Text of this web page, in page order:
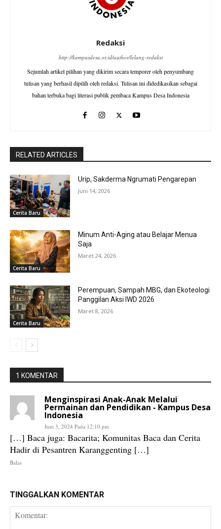
Redaksi
http://kampusdesa.or.id/author/lelang-redaksi
Sejumlah artikel pilihan yang dikirim secara temporer oleh penyumbang
tulisan yang berhasil dipilih oleh redaksi. Tulisan ini didedikasikan sebagai
bahan terbuka bagi literasi publik pembaca Kampus Desa Indonesia
RELATED ARTICLES
Cerita Baru
Urip, Sakderma Ngrumati Pengarepan
Juni 14, 2026
Cerita Baru
Minum Anti-Aging atau Belajar Menua
Saja
Maret 24, 2026
Cerita Baru
Perempuan, Sampah MBG, dan Ekoteologi
Panggilan Aksi IWD 2026
Maret 8, 2026
1 KOMENTAR
Menginspirasi Anak-Anak Melalui
Permainan dan Pendidikan - Kampus Desa
Indonesia
Juni 3, 2024 Pada 12:10 pm
[…] Baca juga: Bacarita; Komunitas Baca dan Cerita
Hadir di Pesantren Karanggenting […]
Balas
TINGGALKAN KOMENTAR